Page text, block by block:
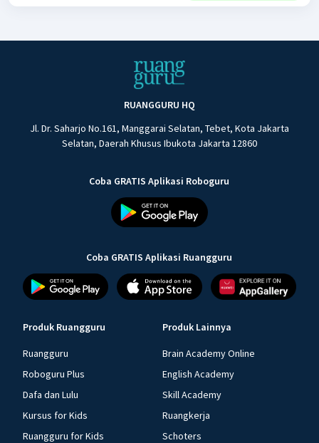
RUANGGURU HQ
Jl. Dr. Saharjo No.161, Manggarai Selatan, Tebet, Kota Jakarta
Selatan, Daerah Khusus Ibukota Jakarta 12860
Coba GRATIS Aplikasi Roboguru
Coba GRATIS Aplikasi Ruangguru
Produk Ruangguru
Ruangguru
Roboguru Plus
Dafa dan Lulu
Kursus for Kids
Ruangguru for Kids
Produk Lainnya
Brain Academy Online
English Academy
Skill Academy
Ruangkerja
Schoters